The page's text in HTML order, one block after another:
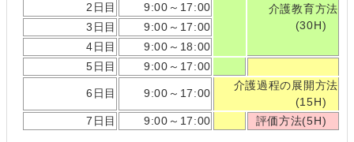
介護教育方法
(30H)
2日目
9:00～17:00
3日目
9:00～17:00
4日目
9:00～18:00
5日目
9:00～17:00
6日目 9:00～17:00
介護過程の展開方法
(15H)
7日目
9:00～17:00 評価方法(5H)